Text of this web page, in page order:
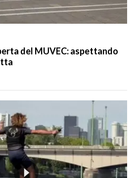
del MUVEC: aspettando